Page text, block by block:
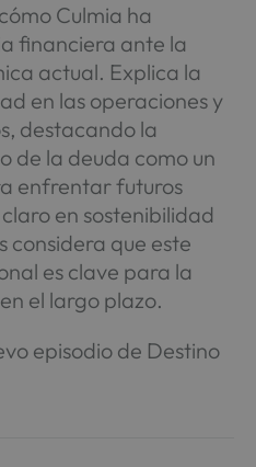
Culmia ha
financiera ante la
actual. Explica la
en las operaciones y
destacando la
de la deuda como un
enfrentar futuros
en sostenibilidad
considera que este
es clave para la
el largo plazo.
episodio de Destino